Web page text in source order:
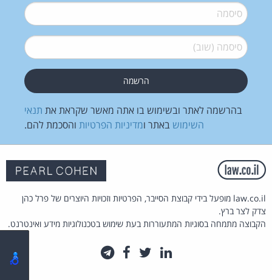
סיסמה*
סיסמה (שוב)*
בהרשמה לאתר ובשימוש בו אתה מאשר שקראת את תנאי
השימוש באתר ומדיניות הפרטיות והסכמת להם.
law.co.il מופעל בידי קבוצת הסייבר, הפרטיות וזכויות היוצרים של פרל כהן
צדק לצר ברץ.
הקבוצה מתמחה בסוגיות המתעוררות בעת שימוש בטכנולוגיות מידע ואינטרנט.
לינקדאין
טוויטרפייסבוק